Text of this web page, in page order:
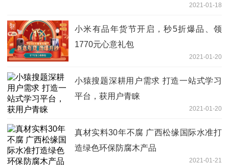
2021-01-18
小米有品年货节开启，秒5折爆品、领
1770元心意礼包
2021-01-20
小猿搜题深耕用户需求 打造一站式学习
平台，获用户青睐
2021-01-20
真材实料30年不腐 广西松缘国际水准打
造绿色环保防腐木产品
2021-01-21